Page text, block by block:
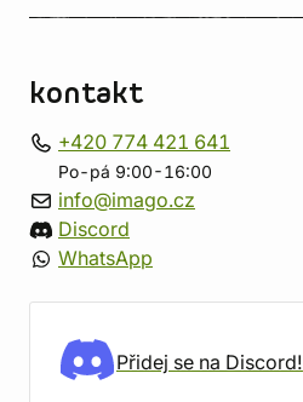
kontakt
+420 774 421 641
Po-pá 9:00-16:00
info@imago.cz
Discord
WhatsApp
Přidej se na Discord!